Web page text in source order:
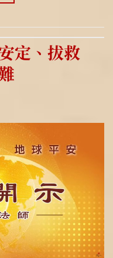
定、拔救